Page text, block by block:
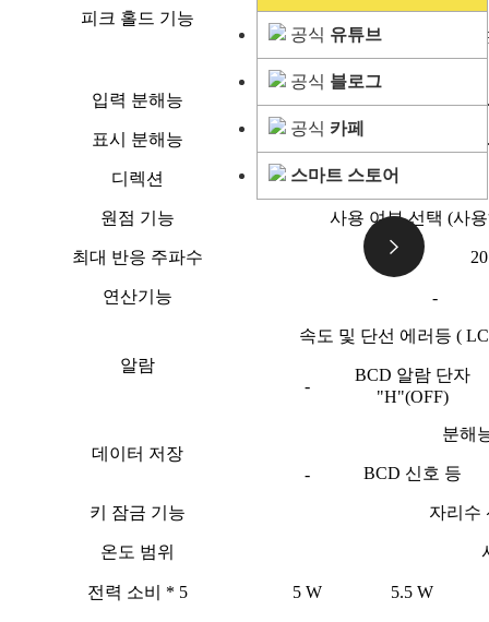
피크 홀드 기능
입력 분해능 0.0001 mm,
표시 분해능 0.0001 mm,
디렉션
원점 기능 사용 여부 선택 (사
최대 반응 주파수
연산기능 -
알람
속도 및 단선 에러등 (
-
BCD 알람 단자
"H"(OFF)
데이터 저장
분해
- BCD 신호 등
키 잠금 기능 자리수
온도 범위
전력 소비 * 5 5 W 5.5 W
공식 유튜브
공식 블로그
공식 카페
스마트 스토어